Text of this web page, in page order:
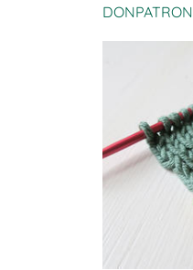
DONPATRON